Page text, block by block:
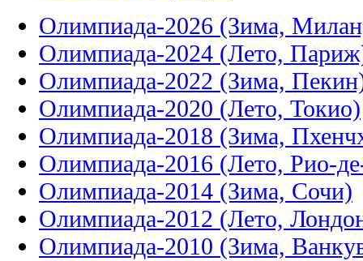
Олимпиада-2026 (Зима,
Олимпиада-2024 (Лето,
Олимпиада-2022 (Зима,
Олимпиада-2020 (Лето, Токио)
Олимпиада-2018 (Зима,
Олимпиада-2016 (Лето, Рио-
Олимпиада-2014 (Зима, Сочи)
Олимпиада-2012 (Лето,
Олимпиада-2010 (Зима,